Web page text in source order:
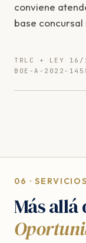
conviene
base concursal
TRLC + LEY 16/
BOE-A-2022-
06 ·
Más allá